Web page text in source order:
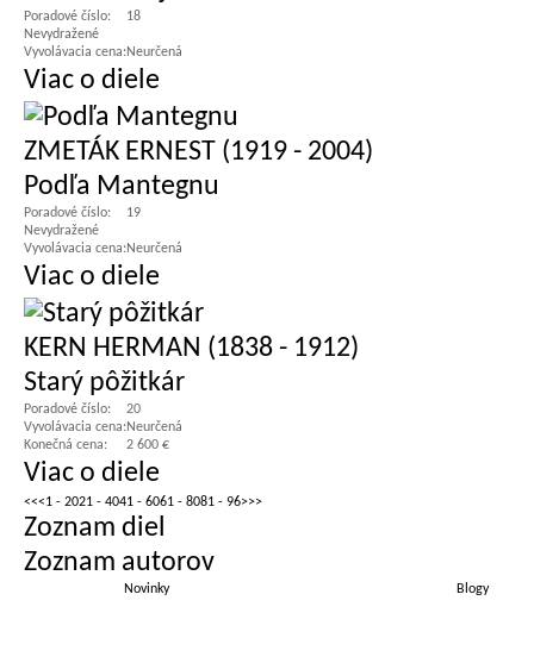
Poradové číslo:
18
Nevydražené
Vyvolávacia cena:Neurčená
Viac o diele
ZMETÁK ERNEST (1919 - 2004)
Podľa Mantegnu
Poradové číslo:
19
Nevydražené
Vyvolávacia cena:Neurčená
Viac o diele
KERN HERMAN (1838 - 1912)
Starý pôžitkár
Poradové číslo:
20
Vyvolávacia cena:Neurčená
Konečná cena:
2 600 €
Viac o diele
<<<1 - 2021 - 4041 - 6061 - 8081 - 96>>>
Zoznam diel
Zoznam autorov
Novinky Blogy